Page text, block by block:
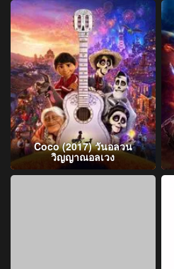
Coco (2017) วันอลวน
วิญญาณอลเวง